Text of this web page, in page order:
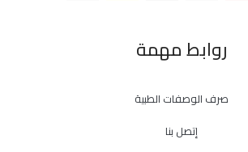
روابط مهمة
صرف الوصفات الطبية
إتصل بنا